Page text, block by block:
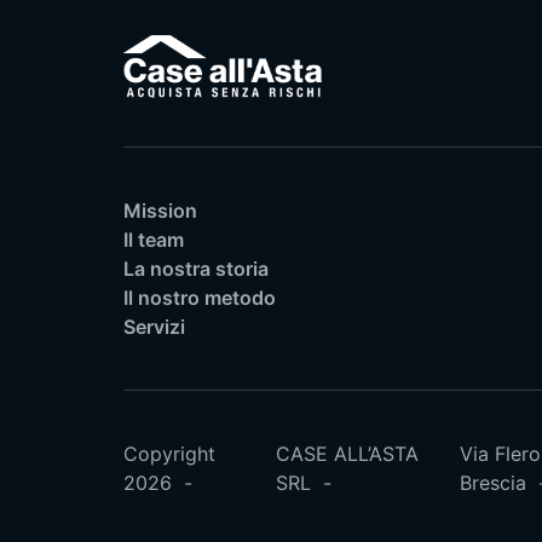
Mission
Il team
La nostra storia
Il nostro metodo
Servizi
Copyright
2026
CASE ALL’ASTA
SRL
Via
Brescia